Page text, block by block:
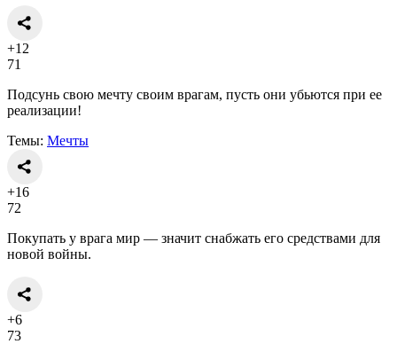
+12
71
Подсунь свою мечту своим врагам, пусть они убьются при ее
реализации!
Темы: Мечты
+16
72
Покупать у врага мир — значит снабжать его средствами для
новой войны.
+6
73